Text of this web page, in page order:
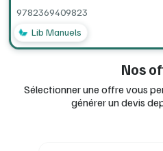
des textes et réinvestir
Le cahier sert de support à
reprend en miroir les
individuellement à des
9782369409823
Lib Manuels
Nos
Sélectionner une offre vous
générer un devis